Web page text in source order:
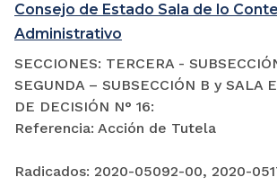
Consejo de Estado Sala de lo
Administrativo
SECCIONES: TERCERA -
SEGUNDA – SUBSECCIÓN B y SALA
DE DECISIÓN N° 16:
Referencia: Acción de Tutela
Radicados: 2020-05092-00, 2020-